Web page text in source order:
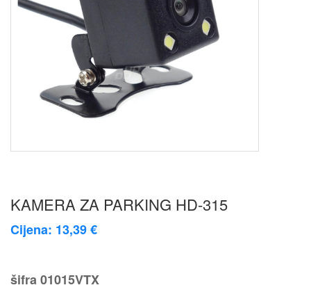
KAMERA ZA PARKING HD-315
Cijena: 13,39 €
šifra01015VTX